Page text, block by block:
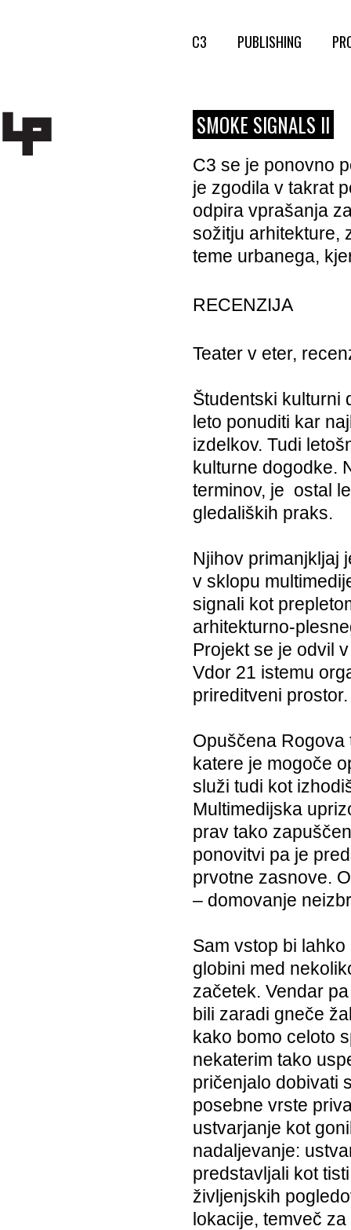
C3 PUBLISHING
SMOKE SIGNALS II
C3 se je ponovno
je zgodila v takrat
odpira vprašanja
sožitju arhitekture,
teme urbanega,
RECENZIJA
Teater v eter,
Študentski kulturni
leto ponuditi kar
izdelkov. Tudi
kulturne dogodke.
terminov, je ­ ostal
gledaliških praks.
Njihov primanjkljaj
v sklopu
signali kot
arhitekturno-
Projekt se je odvil
Vdor 21 istemu
prireditveni prostor.
Opuščena Rogova
katere je mogoče
služi tudi kot
Multimedijska
prav tako
ponovitvi pa je
prvotne zasnove.
– domovanje
Sam vstop bi
globini med
začetek. Vendar
bili zaradi gneče
kako bomo celoto
nekaterim tako
pričenjalo dobivati
posebne vrste
ustvarjanje kot
nadaljevanje:
predstavljali kot
življenjskih
lokacije, temveč